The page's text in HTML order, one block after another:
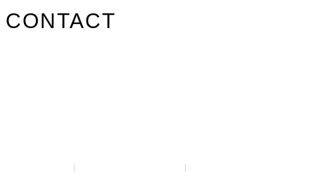
CONTACT
| |